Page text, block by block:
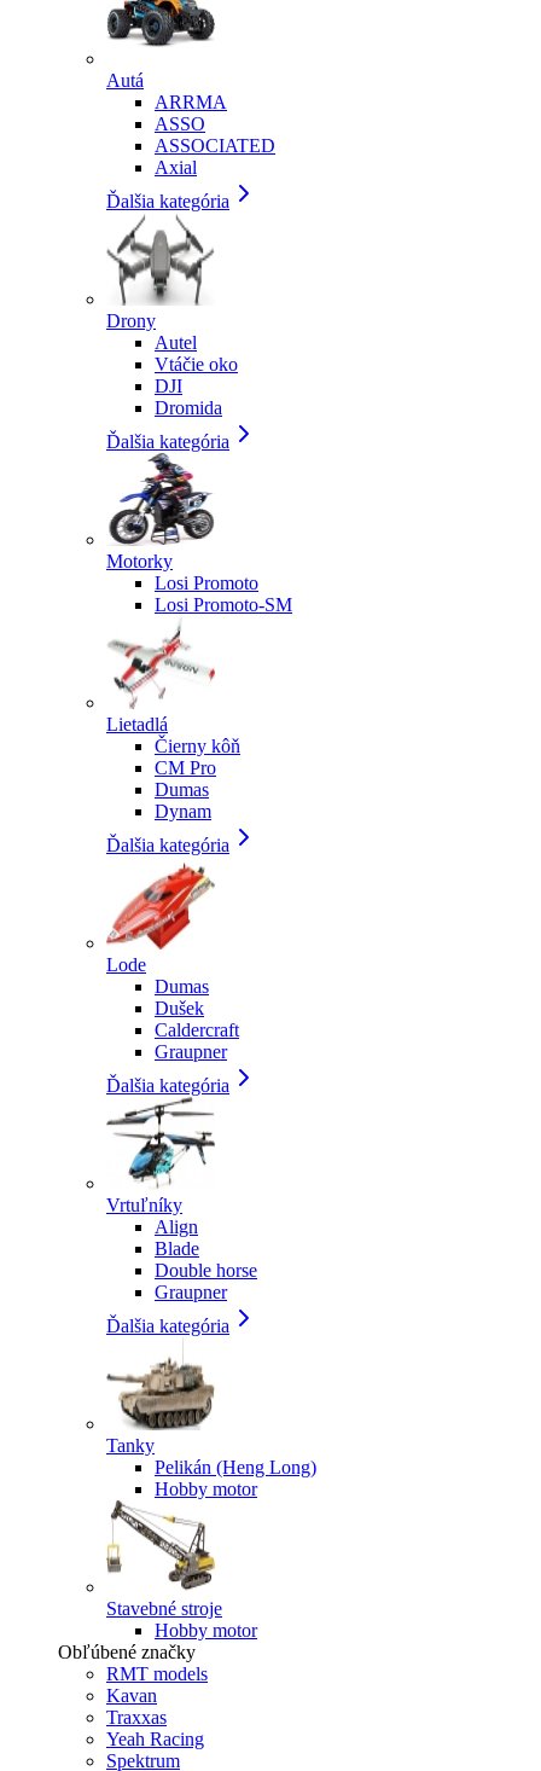
Autá
ARRMA
ASSO
ASSOCIATED
Axial
Ďalšia kategória
Drony
Autel
Vtáčie oko
DJI
Dromida
Ďalšia kategória
Motorky
Losi Promoto
Losi Promoto-SM
Lietadlá
Čierny kôň
CM Pro
Dumas
Dynam
Ďalšia kategória
Lode
Dumas
Dušek
Caldercraft
Graupner
Ďalšia kategória
Vrtuľníky
Align
Blade
Double horse
Graupner
Ďalšia kategória
Tanky
Pelikán (Heng Long)
Hobby motor
Stavebné stroje
Hobby motor
Obľúbené značky
RMT models
Kavan
Traxxas
Yeah Racing
Spektrum